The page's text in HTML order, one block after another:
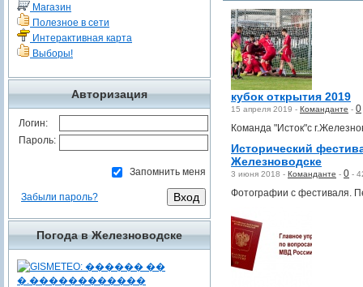
Магазин
Полезное в сети
Интерактивная карта
Выборы!
Авторизация
Логин:
Пароль:
Запомнить меня
Забыли пароль?
Погода в Железноводске
кубок открытия 2019
15 апреля 2019 - Команданте - 0
Команда "Исток"с
Исторический
Железноводске
3 июня 2018 - Команданте - 0 -
Фотографии с фестиваля.